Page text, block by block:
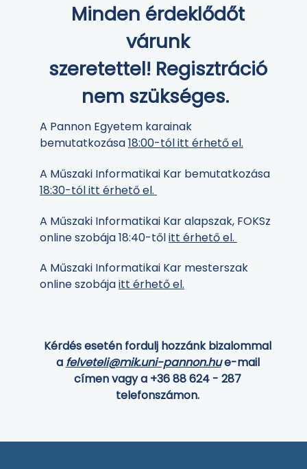
Minden érdeklődőt
várunk
szeretettel! Regisztráció
nem szükséges.
A Pannon Egyetem karainak
bemutatkozása18:00-tól itt érhető el.
A Műszaki Informatikai Kar bemutatkozása
18:30-tól itt érhető el.
A Műszaki Informatikai Kar alapszak, FOKSz
online szobája 18:40-tőlitt érhető el.
A Műszaki Informatikai Kar mesterszak
online szobájaitt érhető el.
Kérdés esetén fordulj hozzánk bizalommal
a felveteli@mik.uni-pannon.hue-mail
címen vagy a +36 88 624 - 287
telefonszámon.